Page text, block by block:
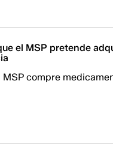
el MSP pretende
compre